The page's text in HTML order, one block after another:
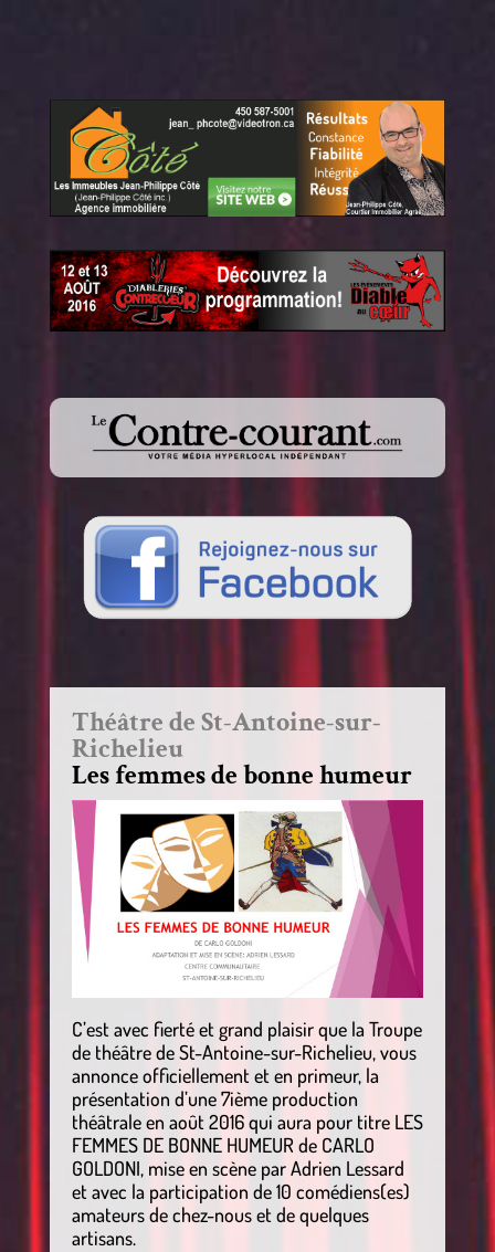
Théâtre de St-Antoine-sur-
Richelieu
Les femmes de bonne humeur
C’est avec fierté et grand plaisir que la Troupe
de théâtre de St-Antoine-sur-Richelieu, vous
annonce officiellement et en primeur, la
présentation d’une 7ième production
théâtrale en août 2016 qui aura pour titre LES
FEMMES DE BONNE HUMEUR de CARLO
GOLDONI, mise en scène par Adrien Lessard
et avec la participation de 10 comédiens(es)
amateurs de chez-nous et de quelques
artisans.